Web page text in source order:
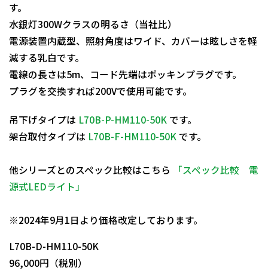
す。
水銀灯300Wクラスの明るさ（当社比）
電源装置内蔵型、照射角度はワイド、カバーは眩しさを軽
減する乳白です。
電線の長さは5m、コード先端はポッキンプラグです。
プラグを交換すれば200Vで使用可能です。
吊下げタイプは L70B-P-HM110-50K です。
架台取付タイプは L70B-F-HM110-50K です。
他シリーズとのスペック比較はこちら
「スペック比較 電
源式LEDライト」
※2024年9月1日より価格改定しております。
L70B-D-HM110-50K
96,000円（税別）